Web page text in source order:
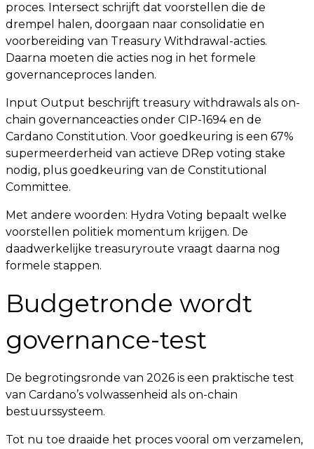
proces. Intersect schrijft dat voorstellen die de
drempel halen, doorgaan naar consolidatie en
voorbereiding van Treasury Withdrawal-acties.
Daarna moeten die acties nog in het formele
governanceproces landen.
Input Output beschrijft treasury withdrawals als on-
chain governanceacties onder CIP-1694 en de
Cardano Constitution. Voor goedkeuring is een 67%
supermeerderheid van actieve DRep voting stake
nodig, plus goedkeuring van de Constitutional
Committee.
Met andere woorden: Hydra Voting bepaalt welke
voorstellen politiek momentum krijgen. De
daadwerkelijke treasuryroute vraagt daarna nog
formele stappen.
Budgetronde wordt
governance-test
De begrotingsronde van 2026 is een praktische test
van Cardano’s volwassenheid als on-chain
bestuurssysteem.
Tot nu toe draaide het proces vooral om verzamelen,